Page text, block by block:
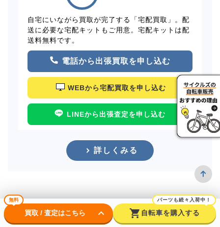
自宅にいながら買取が完了する「宅配買取」。配
送に必要な宅配キットもご用意。宅配キットは配
送料無料です。
電話から出張買取を申し込む
WEBから宅配買取を申し込む
LINEから出張査定を申し込む
詳しくみる
無料
買取 / 査定はこちら keyboard_arrow_down shopping_cart
パーツも続々入荷中！
自転車を購入する